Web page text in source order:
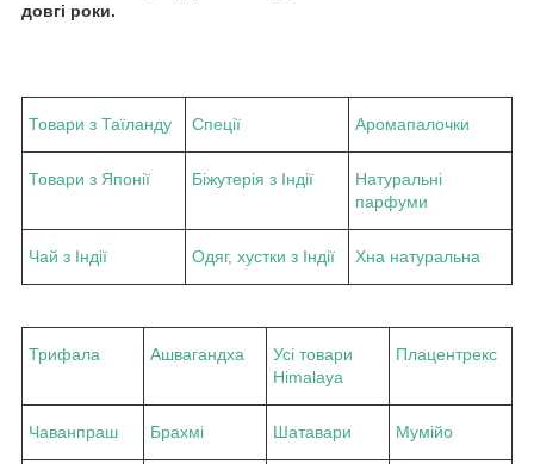
довгі роки.
Товари з Таїланду Спеції Аромапалочки
Товари з Японії Біжутерія з Індії
Натуральні
парфуми
Чай з Індії Одяг, хустки з Індії Хна натуральна
Трифала Ашвагандха
Усі товари
Himalaya
Плацентрекс
Чаванпраш Брахмі Шатавари Мумійо